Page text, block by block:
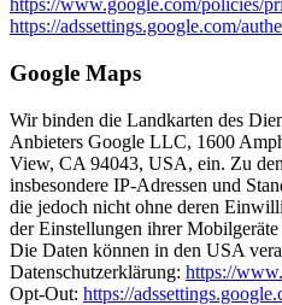
https://www.google.com/policies/
https://adssettings.google.com/
Google Maps
Wir binden die Landkarten des
Anbieters Google LLC, 1600
View, CA 94043, USA, ein. Zu
insbesondere IP-Adressen und
die jedoch nicht ohne deren
der Einstellungen ihrer
Die Daten können in den USA
Datenschutzerklärung: https://
Opt-Out: https://